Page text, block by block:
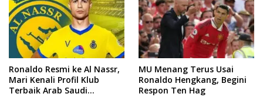
Ronaldo Resmi ke Al Nassr,
Mari Kenali Profil Klub
Terbaik Arab Saudi
MU Menang Terus Usai
Ronaldo Hengkang, Begini
Respon Ten Hag